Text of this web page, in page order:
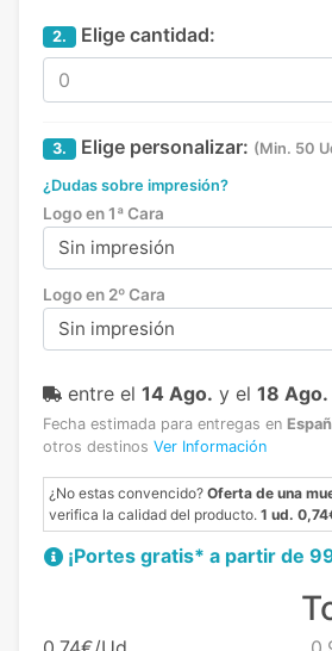
2. Elige cantidad:
3. Elige personalizar: (Min. 50
¿Dudas sobre impresión?
Logo en 1ª Cara
Sin impresión
Logo en 2º Cara
Sin impresión
entre el 14 Ago. y el 18 Ago.
Fecha estimada para entregas en
otros destinos Ver Información
¿No estas convencido? Oferta de una
verifica la calidad del producto. 1 ud.
¡Portes gratis* a partir de